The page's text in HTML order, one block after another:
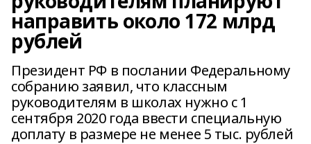
направить около 172 млрд
рублей
Президент РФ в послании Федеральному
собранию заявил, что классным
руководителям в школах нужно с 1
сентября 2020 года ввести специальную
доплату в размере не менее 5 тыс. рублей